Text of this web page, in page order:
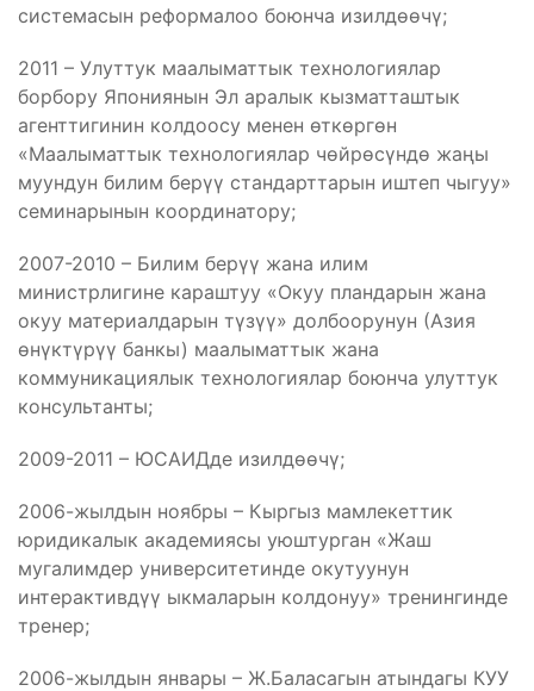
системасын реформалоо боюнча изилдөөчү;
2011 – Улуттук маалыматтык технологиялар
борбору Япониянын Эл аралык кызматташтык
агенттигинин колдоосу менен өткөргөн
«Маалыматтык технологиялар чөйрөсүндө жаңы
муундун билим берүү стандарттарын иштеп чыгуу»
семинарынын координатору;
2007-2010 – Билим берүү жана илим
министрлигине караштуу «Окуу пландарын жана
окуу материалдарын түзүү» долбоорунун (Азия
өнүктүрүү банкы) маалыматтык жана
коммуникациялык технологиялар боюнча улуттук
консультанты;
2009-2011 – ЮСАИДде изилдөөчү;
2006-жылдын ноябры – Кыргыз мамлекеттик
юридикалык академиясы уюштурган «Жаш
мугалимдер университетинде окутуунун
интерактивдүү ыкмаларын колдонуу» тренингинде
тренер;
2006-жылдын январы – Ж.Баласагын атындагы КУУ